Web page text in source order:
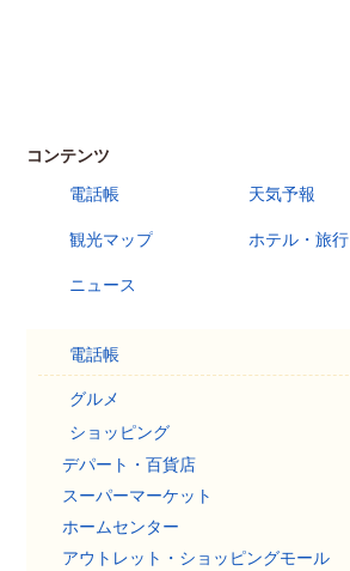
コンテンツ
電話帳
天気予報
観光マップ ホテル・旅行
ニュース
電話帳
グルメ
ショッピング
デパート・百貨店
スーパーマーケット
ホームセンター
アウトレット・ショッピングモール